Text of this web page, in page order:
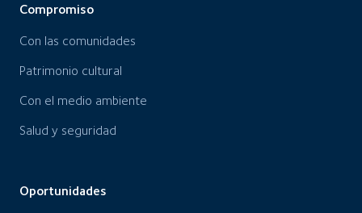
Compromiso
Con las comunidades
Patrimonio cultural
Con el medio ambiente
Salud y seguridad
Oportunidades